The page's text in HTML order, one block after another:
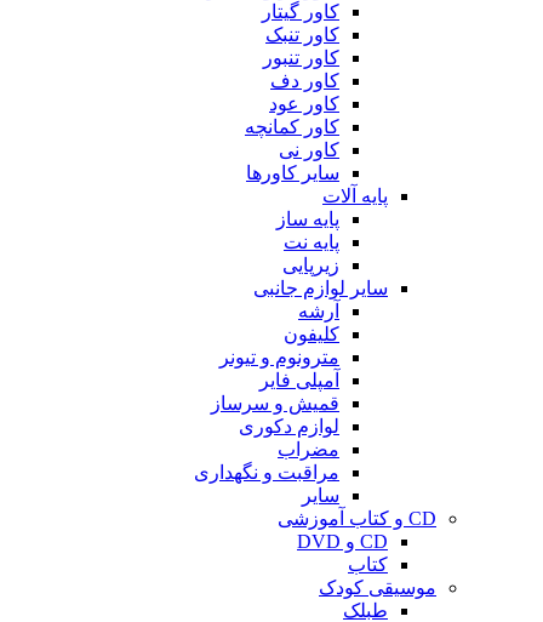
کاور گیتار
کاور تنبک
کاور تنبور
کاور دف
کاور عود
کاور کمانچه
کاور نی
سایر کاورها
پایه آلات
پایه ساز
پایه نت
زیرپایی
سایر لوازم جانبی
آرشه
کلیفون
مترونوم و تیونر
آمپلی فایر
قمیش و سرساز
لوازم دکوری
مضراب
مراقبت و نگهداری
سایر
CD و کتاب آموزشی
CD و DVD
کتاب
موسیقی کودک
طبلک